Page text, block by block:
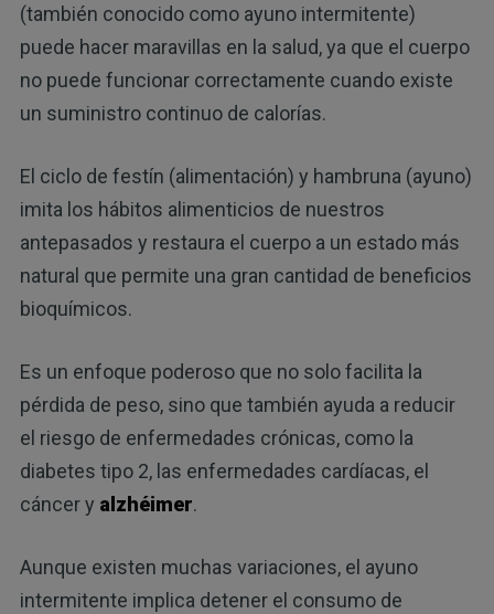
(también conocido como ayuno intermitente)
puede hacer maravillas en la salud, ya que el cuerpo
no puede funcionar correctamente cuando existe
un suministro continuo de calorías.
El ciclo de festín (alimentación) y hambruna (ayuno)
imita los hábitos alimenticios de nuestros
antepasados y restaura el cuerpo a un estado más
natural que permite una gran cantidad de beneficios
bioquímicos.
Es un enfoque poderoso que no solo facilita la
pérdida de peso, sino que también ayuda a reducir
el riesgo de enfermedades crónicas, como la
diabetes tipo 2, las enfermedades cardíacas, el
cáncer y alzhéimer.
Aunque existen muchas variaciones, el ayuno
intermitente implica detener el consumo de